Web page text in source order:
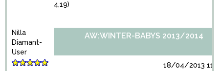
4,19)
Nilla
Diamant-
User
AW:WINTER-BABYS 2013/2014
18/04/2013